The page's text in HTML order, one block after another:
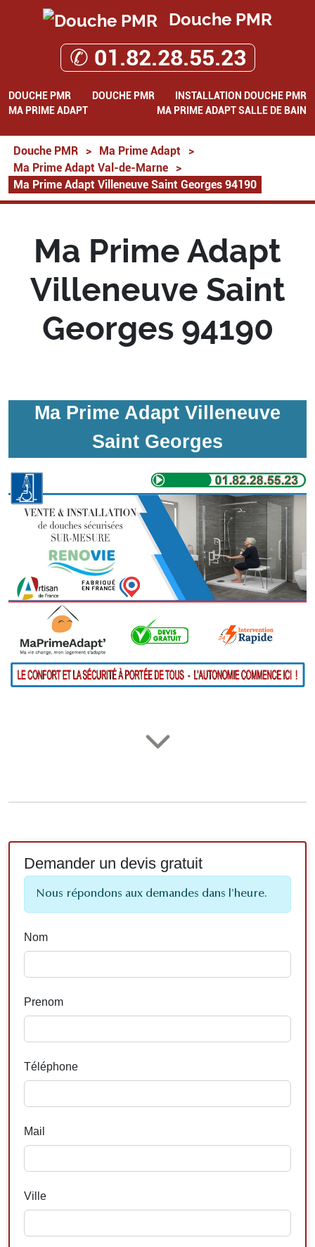
Douche PMR
✆ 01.82.28.55.23
DOUCHE PMR DOUCHE PMR
INSTALLATION DOUCHE PMR
MA PRIME ADAPT
MA PRIME ADAPT SALLE DE BAIN
Douche PMR > Ma Prime Adapt
>
Ma Prime Adapt Val-de-Marne
>
Ma Prime Adapt Villeneuve Saint Georges 94190
Ma Prime Adapt
Villeneuve Saint
Georges 94190
Ma Prime Adapt Villeneuve
Saint Georges
Demander un devis gratuit
Nous répondons aux demandes dans l'heure.
Nom
Prenom
Téléphone
Mail
Ville